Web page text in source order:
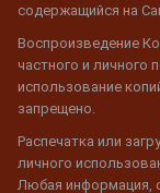
содержащийся на
Воспроизведение
частного и личного
использование
запрещено.
Распечатка или
личного
Любая информация,